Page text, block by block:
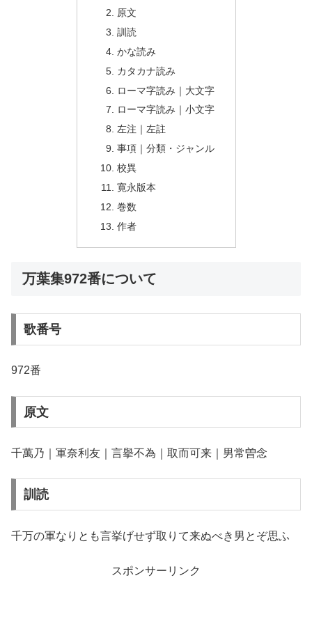
原文
訓読
かな読み
カタカナ読み
ローマ字読み｜大文字
ローマ字読み｜小文字
左注｜左註
事項｜分類・ジャンル
校異
寛永版本
巻数
作者
万葉集972番について
歌番号
972番
原文
千萬乃｜軍奈利友｜言擧不為｜取而可来｜男常曽念
訓読
千万の軍なりとも言挙げせず取りて来ぬべき男とぞ思ふ
スポンサーリンク